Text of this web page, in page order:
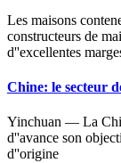
Les maisons
constructeurs de
d''excellentes
Chine: le secteur
Yinchuan — La
d''avance son
d''origine